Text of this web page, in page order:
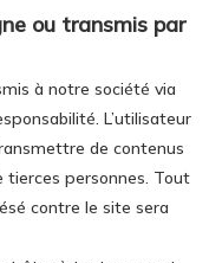
ou transmis par
à notre société via
L’utilisateur
de contenus
personnes. Tout
contre le site sera